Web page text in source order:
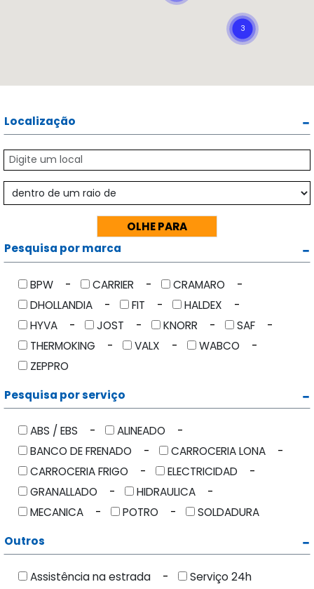
Localização
Pesquisa por marca
BPW CARRIER
CRAMARO
DHOLLANDIA
FIT
HALDEX
HYVA
JOST KNORR
SAF
THERMOKING
VALX
WABCO
ZEPPRO
Pesquisa por serviço
ABS / EBS
ALINEADO
BANCO DE FRENADO
CARROCERIA LONA
CARROCERIA FRIGO
ELECTRICIDAD
GRANALLADO
HIDRAULICA
MECANICA
POTRO
SOLDADURA
Outros
Assistência na estrada Serviço 24h